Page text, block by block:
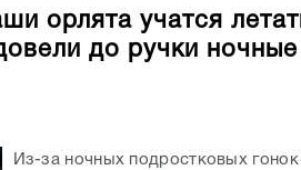
орлята учатся
до ручки
Из-за ночных подростковых